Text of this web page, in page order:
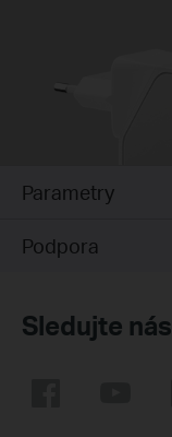
Parametry
Podpora
Sledujte nás